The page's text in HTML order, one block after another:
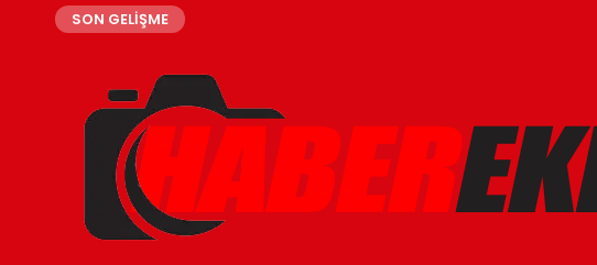
SON GELİŞME